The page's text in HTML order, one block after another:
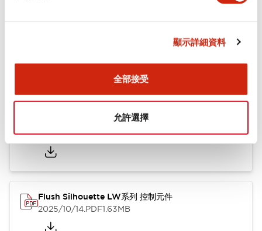
顯示詳細資料
全部接受
允許選擇
認證與標準
Flush Silhouette LW系列 控制元件 (英文版)
2025/09/19.PDF1.23MB
Flush Silhouette LW系列 控制元件
2025/10/14.PDF1.63MB